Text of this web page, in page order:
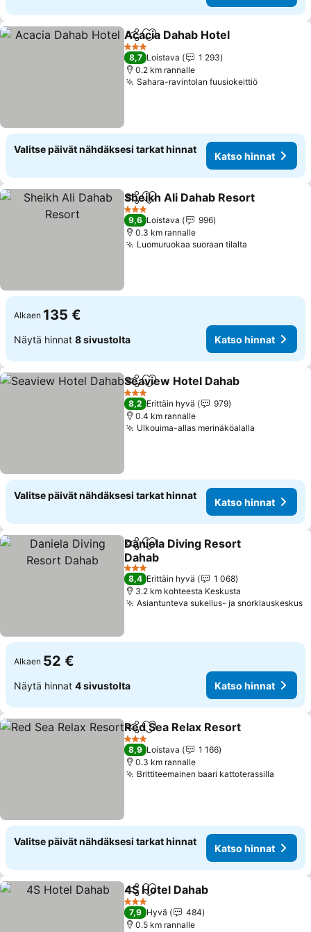
Jaa Lisää suosikkeihin
Acacia Dahab Hotel
3 Tähtiluokitus
8,7 Loistava
1 293
0.2 km rannalle
Sahara-ravintolan fuusiokeittiö
Valitse päivät nähdäksesi tarkat hinnat
Katso hinnat
Jaa Lisää suosikkeihin
Sheikh Ali Dahab Resort
3 Tähtiluokitus
9,6 Loistava
996
0.3 km rannalle
Luomuruokaa suoraan tilalta
Alkaen 135 €
Näytä hinnat 8 sivustolta Katso hinnat
Jaa Lisää suosikkeihin
Seaview Hotel Dahab
3 Tähtiluokitus
8,2 Erittäin hyvä
979
0.4 km rannalle
Ulkouima-allas merinäköalalla
Valitse päivät nähdäksesi tarkat hinnat
Katso hinnat
Jaa Lisää suosikkeihin
Daniela Diving Resort
Dahab
3 Tähtiluokitus
8,4 Erittäin hyvä
1 068
3.2 km kohteesta Keskusta
Asiantunteva sukellus- ja snorklauskeskus
Alkaen 52 €
Näytä hinnat 4 sivustolta Katso hinnat
Jaa Lisää suosikkeihin
Red Sea Relax Resort
3 Tähtiluokitus
8,9 Loistava
1 166
0.3 km rannalle
Brittiteemainen baari kattoterassilla
Valitse päivät nähdäksesi tarkat hinnat
Katso hinnat
Jaa Lisää suosikkeihin
4S Hotel Dahab
3 Tähtiluokitus
7,9 Hyvä
484
0.5 km rannalle